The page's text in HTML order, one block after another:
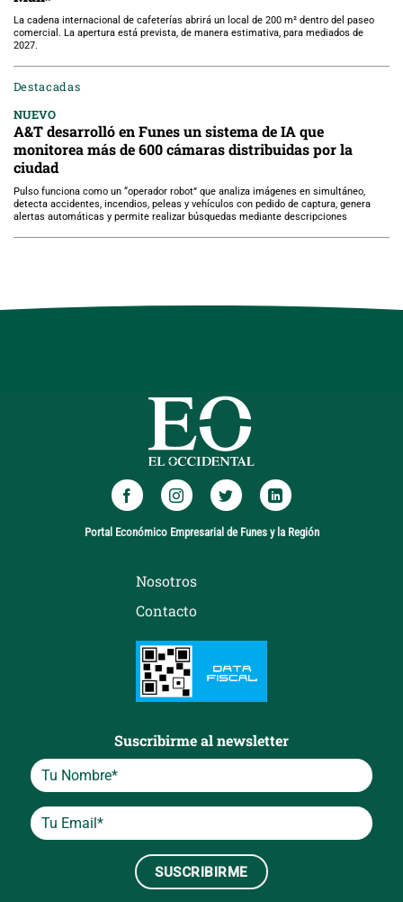
La cadena internacional de cafeterías abrirá un local de 200 m² dentro del paseo
comercial. La apertura está prevista, de manera estimativa, para mediados de
2027.
Destacadas
NUEVO
A&T desarrolló en Funes un sistema de IA que
monitorea más de 600 cámaras distribuidas por la
ciudad
Pulso funciona como un “operador robot” que analiza imágenes en simultáneo,
detecta accidentes, incendios, peleas y vehículos con pedido de captura, genera
alertas automáticas y permite realizar búsquedas mediante descripciones
Portal Económico Empresarial de Funes y la Región
Nosotros
Contacto
Suscribirme al newsletter